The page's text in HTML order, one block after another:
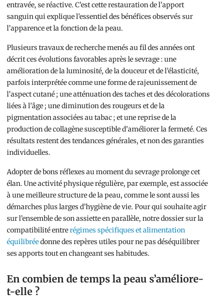
entravée, se réactive. C’est cette restauration de l’apport
sanguin qui explique l’essentiel des bénéfices observés sur
l’apparence et la fonction de la peau.
Plusieurs travaux de recherche menés au fil des années ont
décrit ces évolutions favorables après le sevrage : une
amélioration de la luminosité, de la douceur et de l’élasticité,
parfois interprétée comme une forme de rajeunissement de
l’aspect cutané ; une atténuation des taches et des décolorations
liées à l’âge ; une diminution des rougeurs et de la
pigmentation associées au tabac ; et une reprise de la
production de collagène susceptible d’améliorer la fermeté. Ces
résultats restent des tendances générales, et non des garanties
individuelles.
Adopter de bons réflexes au moment du sevrage prolonge cet
élan. Une activité physique régulière, par exemple, est associée
à une meilleure structure de la peau, comme le sont aussi les
démarches plus larges d’hygiène de vie. Pour qui souhaite agir
sur l’ensemble de son assiette en parallèle, notre dossier sur la
compatibilité entrerégimes spécifiques et alimentation
équilibréedonne des repères utiles pour ne pas déséquilibrer
ses apports tout en changeant ses habitudes.
En combien de temps la peau s’améliore-
t-elle ?